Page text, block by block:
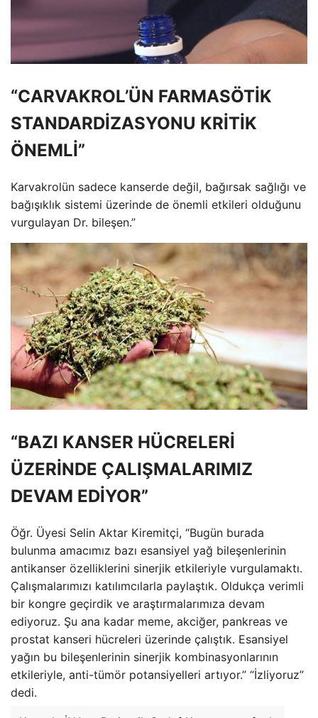
“CARVAKROL’ÜN FARMASÖTİK
STANDARDİZASYONU KRİTİK
ÖNEMLİ”
Karvakrolün sadece kanserde değil, bağırsak sağlığı ve
bağışıklık sistemi üzerinde de önemli etkileri olduğunu
vurgulayan Dr. bileşen.”
“BAZI KANSER HÜCRELERİ
ÜZERİNDE ÇALIŞMALARIMIZ
DEVAM EDİYOR”
Öğr. Üyesi Selin Aktar Kiremitçi, “Bugün burada
bulunma amacımız bazı esansiyel yağ bileşenlerinin
antikanser özelliklerini sinerjik etkileriyle vurgulamaktı.
Çalışmalarımızı katılımcılarla paylaştık. Oldukça verimli
bir kongre geçirdik ve araştırmalarımıza devam
ediyoruz. Şu ana kadar meme, akciğer, pankreas ve
prostat kanseri hücreleri üzerinde çalıştık. Esansiyel
yağın bu bileşenlerinin sinerjik kombinasyonlarının
etkileriyle, anti-tümör potansiyelleri artıyor.” “İzliyoruz”
dedi.